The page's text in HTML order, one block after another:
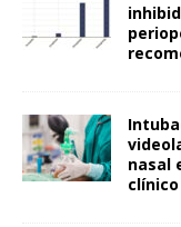
nasal
clínico